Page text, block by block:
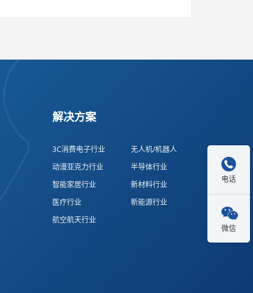
解决方案
3C消费电子行业
无人机/机器人
动漫亚克力行业
半导体行业
智能家居行业
新材料行业
医疗行业
新能源行业
航空航天行业

电话

微信